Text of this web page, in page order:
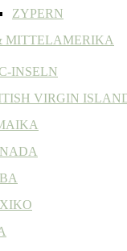
ZYPERN
MITTELAMERIKA
INSELN
VIRGIN